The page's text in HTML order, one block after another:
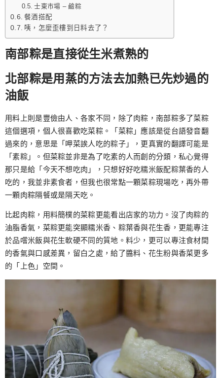
士東市場 – 鹼粽
餐酒搭配
咦，怎麼歪樓到日料去了？
南部粽是直接從生米煮熟的
北部粽是用蒸的方法去加熱已先炒過的
油飯
用料上則是豐儉由人、各家不同，除了肉粽，南部粽多了菜粽
這個選項，個人很喜歡吃菜粽。「菜粽」應該是從台語發音翻
過來的，意思是「呷菜誒人吃的粽子」，更真實的翻譯可能是
「素粽」。但菜粽並非是為了吃素的人而創的分類，私心覺得
那只是給「今天不想吃肉」，只想好好吃糯米飯配粽葉香的人
吃的，我並非素食者，但我也很常點一顆菜粽現場吃，再外帶
一顆肉粽隔餐或是隔天吃。
比起肉粽，用料簡樸的菜粽更能看出店家的功力。沒了肉粽的
油脂香氣，菜粽更能突顯糯米香、粽葉香與花生香，更能專注
於品嚐米飯與花生軟硬不同的質地。料少，更可以專注食材間
的香氣與口感差異，留白之處，給了醬料、花生粉與香菜更多
的「上色」空間。